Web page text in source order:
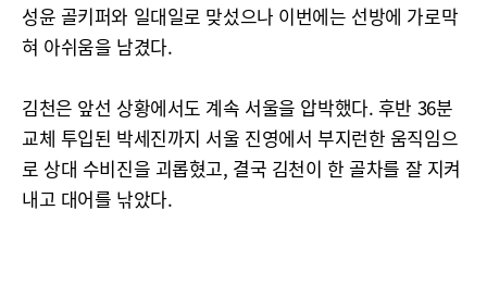
성윤 골키퍼와 일대일로 맞섰으나 이번에는 선방에 가로막
혀 아쉬움을 남겼다.
김천은 앞선 상황에서도 계속 서울을 압박했다. 후반 36분
교체 투입된 박세진까지 서울 진영에서 부지런한 움직임으
로 상대 수비진을 괴롭혔고, 결국 김천이 한 골차를 잘 지켜
내고 대어를 낚았다.